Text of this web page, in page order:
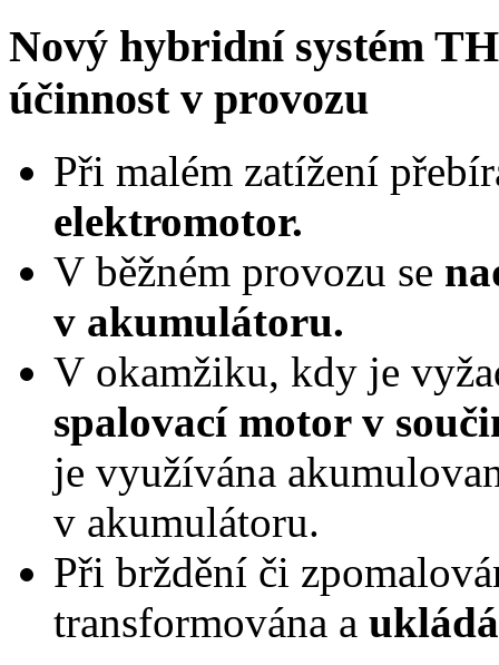
Nový hybridní systém
účinnost v provozu
Při malém zatížení
elektromotor.
V běžném provozu se
v akumulátoru.
V okamžiku, kdy je
spalovací motor v
je využívána
v akumulátoru.
Při brždění či
transformována a